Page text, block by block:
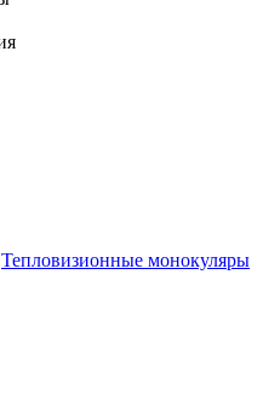
Тепловизионные монокуляры